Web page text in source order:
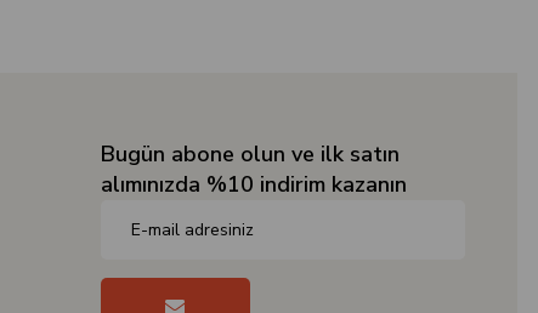
Bugün abone olun ve ilk satın
alımınızda %10 indirim kazanın